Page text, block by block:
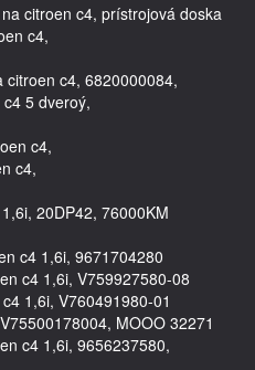
citroen c4, prístrojová doska
c4,
citroen c4, 6820000084,
5 dveroý,
c4,
c4,
20DP42, 76000KM
c4 1,6i, 9671704280
c4 1,6i, V759927580-08
1,6i, V760491980-01
MOOO 32271
c4 1,6i, 9656237580,